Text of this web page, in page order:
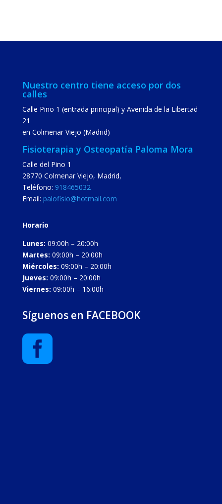
Nuestro centro tiene acceso por dos
calles
Calle Pino 1 (entrada principal) y Avenida de la Libertad
21
en Colmenar Viejo (Madrid)
Fisioterapia y Osteopatía Paloma Mora
Calle del Pino 1
28770 Colmenar Viejo, Madrid,
Teléfono: 918465032
Email: palofisio@hotmail.com
Horario
Lunes: 09:00h – 20:00h
Martes: 09:00h – 20:00h
Miércoles: 09:00h – 20:00h
Jueves: 09:00h – 20:00h
Viernes: 09:00h – 16:00h
Síguenos en FACEBOOK
